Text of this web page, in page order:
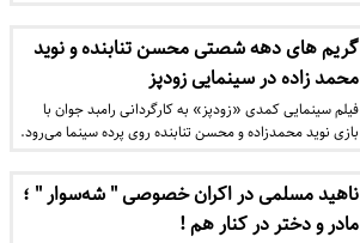
گریم های دهه شصتی محسن تنابنده و نوید
محمد زاده در سینمایی زودپز
فیلم سینمایی کمدی «زودپز» به کارگردانی رامبد جوان با
بازی نوید محمدزاده و محسن تنابنده روی پرده سینما می‌رود.
ناهید مسلمی در اکران خصوصی " شه‌سوار " ؛
مادر و دختر در کنار هم !